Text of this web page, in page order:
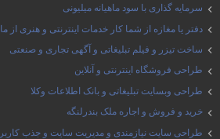
سرمایه گذاری با سود ماهیانه میلیونی
دفتر یا مغازه از شما کار خدمات اینترنتی و هنری از ما
ساخت تیزر و فیلم تبلیغاتی و آگهی تجاری و صنعتی
طراحی فروشگاه اینترنتی و آنلاین
طراحی وبسایت تبلیغاتی و بانک اطلاعات وکلا
خرید و فروش و اجاره ملک بندرلنگه
طراحی سایت نیازمندی و مدیریت سایت و جذب کاربر